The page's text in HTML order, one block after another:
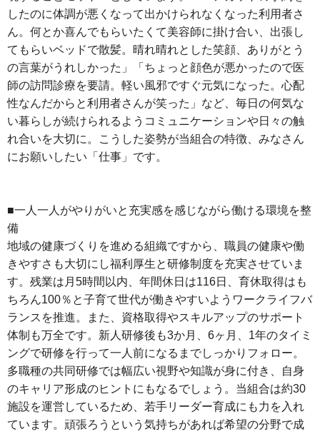
したのに体調が悪くなって出かけられなくなった利用者さ
ん。何とか喜んでもらいたくて美容師に掛け合い、出張し
てもらいベッドで散髪。晴れ晴れとした笑顔、ありがとう
の言葉がうれしかった」「ちょっと顔色が悪かったので医
師の訪問診療を要請。軽い風邪ですぐ元気になった。心配
性なんだからと利用者さんが笑った」など、毎日の何気な
い暮らしが続けられるようコミュニケーションや日々の触
れ合いを大切に。こうした姿勢が当組合の特徴、みなさん
にお願いしたい「仕事」です。
■一人一人がやりがいと充実感を感じながら働ける環境を整
備
地域の健康づくりを進める組織ですから、職員の健康や働
きやすさも大切にし福利厚生と研修制度を充実させていま
す。残業は月5時間以内、年間休日は116日、育休取得はも
ちろん100％と子育て世代が働きやすいようワークライフバ
ランスを推進。また、資格取得やスキルアップのサポート
体制も万全です。新人研修後も3か月、6ヶ月、1年のタイミ
ングで研修を行って一人前になるまでしっかりフォロー。
多職種の共同研修では幅広い視野や知識が身に付き、自身
のキャリア形成のヒントにもなるでしょう。当組合は約30
施設を運営しているため、若手リーダー育成にも力を入れ
ています。頑張ろうという気持ちがあれば希望の分野で成